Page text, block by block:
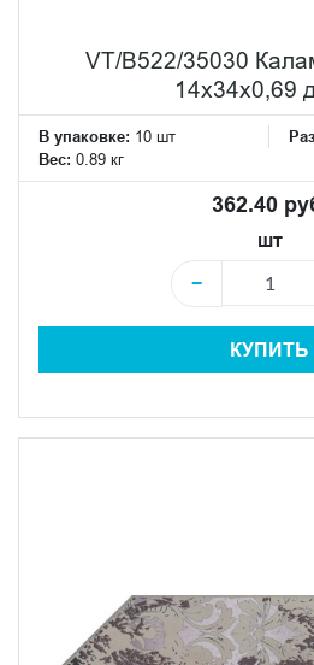
VT/B522/35030
14x34x0,69
В упаковке: 10 шт
Вес: 0.89 кг
362.40
шт
−
КУПИТЬ